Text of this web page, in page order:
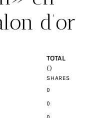
d’or
TOTAL
0
SHARES
0
0